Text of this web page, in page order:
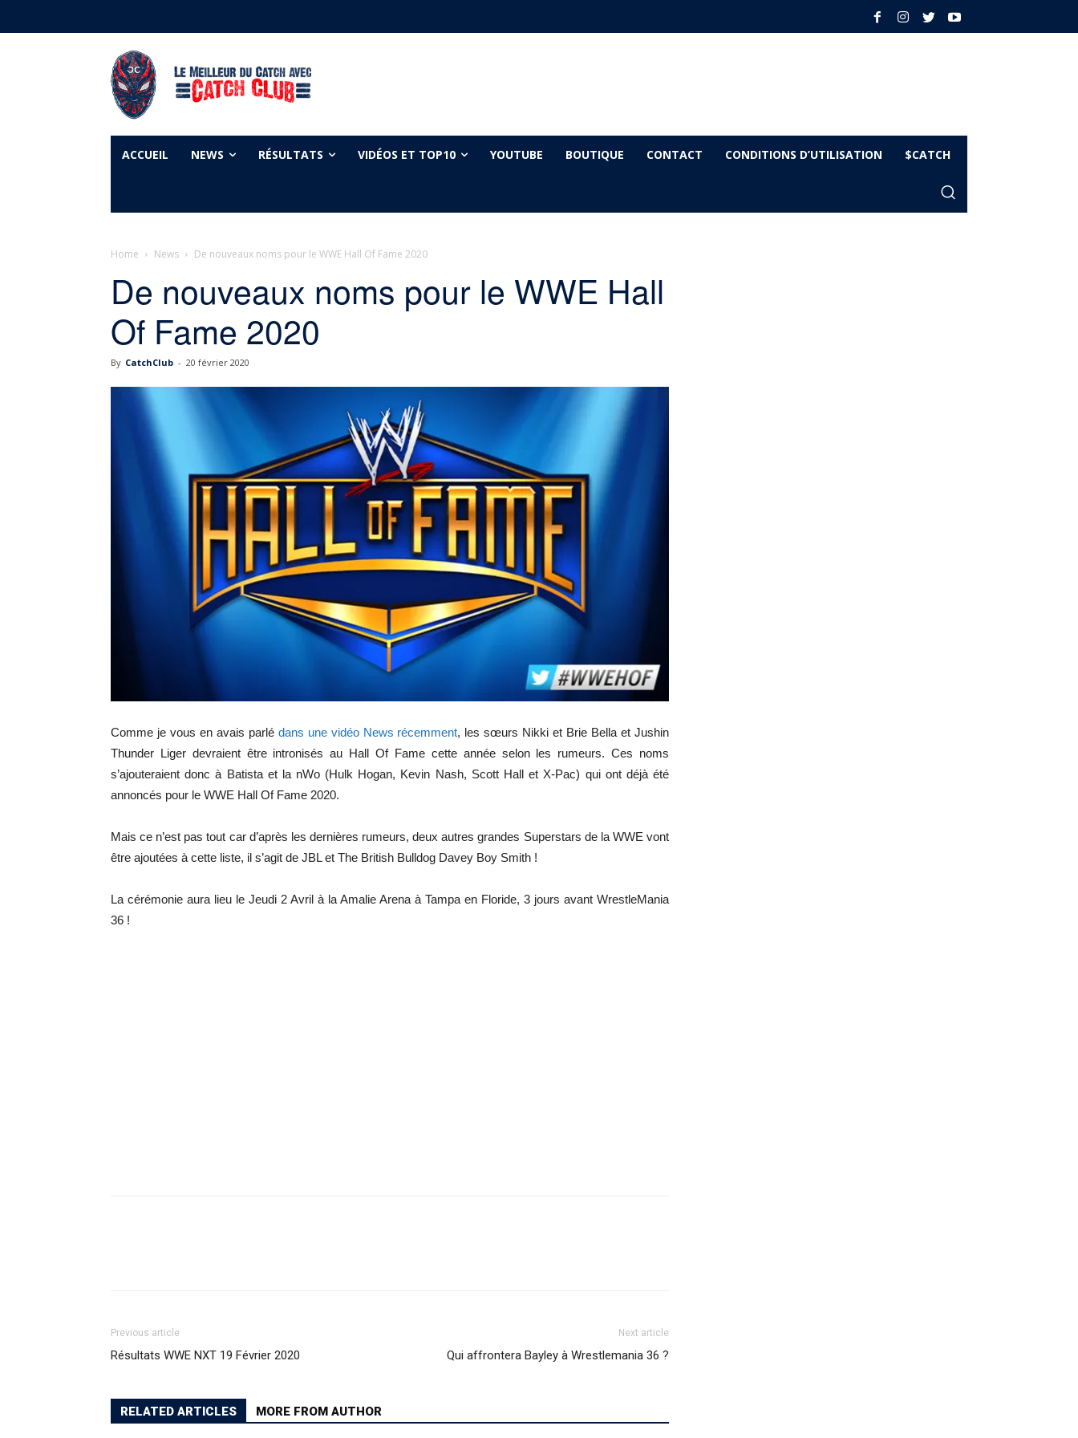
ACCUEIL NEWS RÉSULTATS VIDÉOS ET TOP10 YOUTUBE BOUTIQUE CONTACT CONDITIONS D’UTILISATION $CATCH
Home News De nouveaux noms pour le WWE Hall Of Fame 2020
De nouveaux noms pour le WWE Hall
Of Fame 2020
By CatchClub - 20 février 2020
Comme je vous en avais parlé dans une vidéo News récemment, les sœurs Nikki et Brie Bella et Jushin
Thunder Liger devraient être intronisés au Hall Of Fame cette année selon les rumeurs. Ces noms
s’ajouteraient donc à Batista et la nWo (Hulk Hogan, Kevin Nash, Scott Hall et X-Pac) qui ont déjà été
annoncés pour le WWE Hall Of Fame 2020.
Mais ce n’est pas tout car d’après les dernières rumeurs, deux autres grandes Superstars de la WWE vont
être ajoutées à cette liste, il s’agit de JBL et The British Bulldog Davey Boy Smith !
La cérémonie aura lieu le Jeudi 2 Avril à la Amalie Arena à Tampa en Floride, 3 jours avant WrestleMania
36 !
Previous article
Résultats WWE NXT 19 Février 2020
Next article
Qui affrontera Bayley à Wrestlemania 36 ?
RELATED ARTICLES MORE FROM AUTHOR